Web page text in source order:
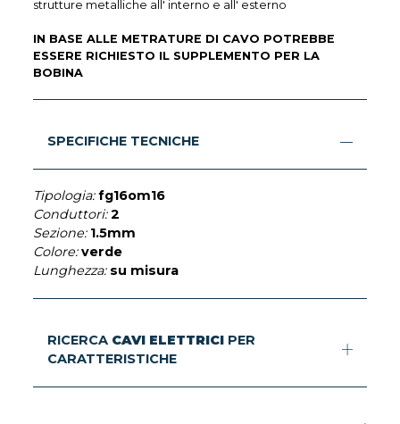
strutture metalliche all' interno e all' esterno
IN BASE ALLE METRATURE DI CAVO POTREBBE
ESSERE RICHIESTO IL SUPPLEMENTO PER LA
BOBINA
SPECIFICHE TECNICHE
Tipologia: fg16om16
Conduttori: 2
Sezione: 1.5mm
Colore: verde
Lunghezza: su misura
RICERCA CAVI ELETTRICI PER
CARATTERISTICHE